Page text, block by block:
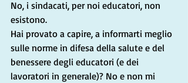
No, i sindacati, per noi educatori, non
esistono.
Hai provato a capire, a informarti meglio
sulle norme in difesa della salute e del
benessere degli educatori (e dei
lavoratori in generale)? No e non mi